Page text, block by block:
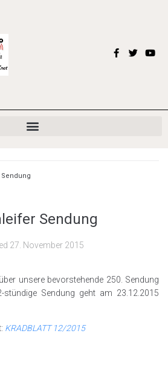
Sendung
27. November 2015
unsere bevorstehende 250. Sendung
stündige Sendung geht am 23.12.2015
KRADBLATT 12/2015